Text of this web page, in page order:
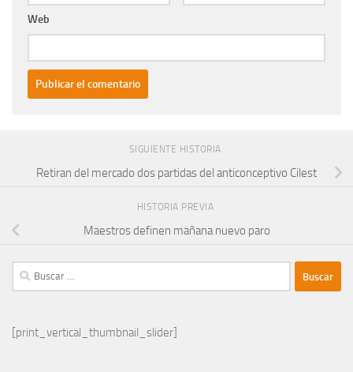
Web
SIGUIENTE HISTORIA
Retiran del mercado dos partidas del anticonceptivo Cilest
HISTORIA PREVIA
Maestros definen mañana nuevo paro
Buscar:
[print_vertical_thumbnail_slider]